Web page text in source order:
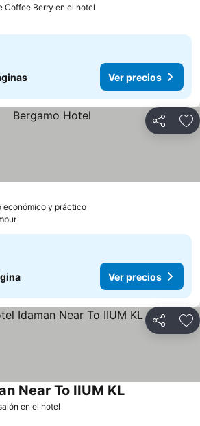
Coffee Berry en el hotel
Ver precios
Compartir
económico y práctico
Ver precios
Compartir
en el hotel
Near To IIUM KL